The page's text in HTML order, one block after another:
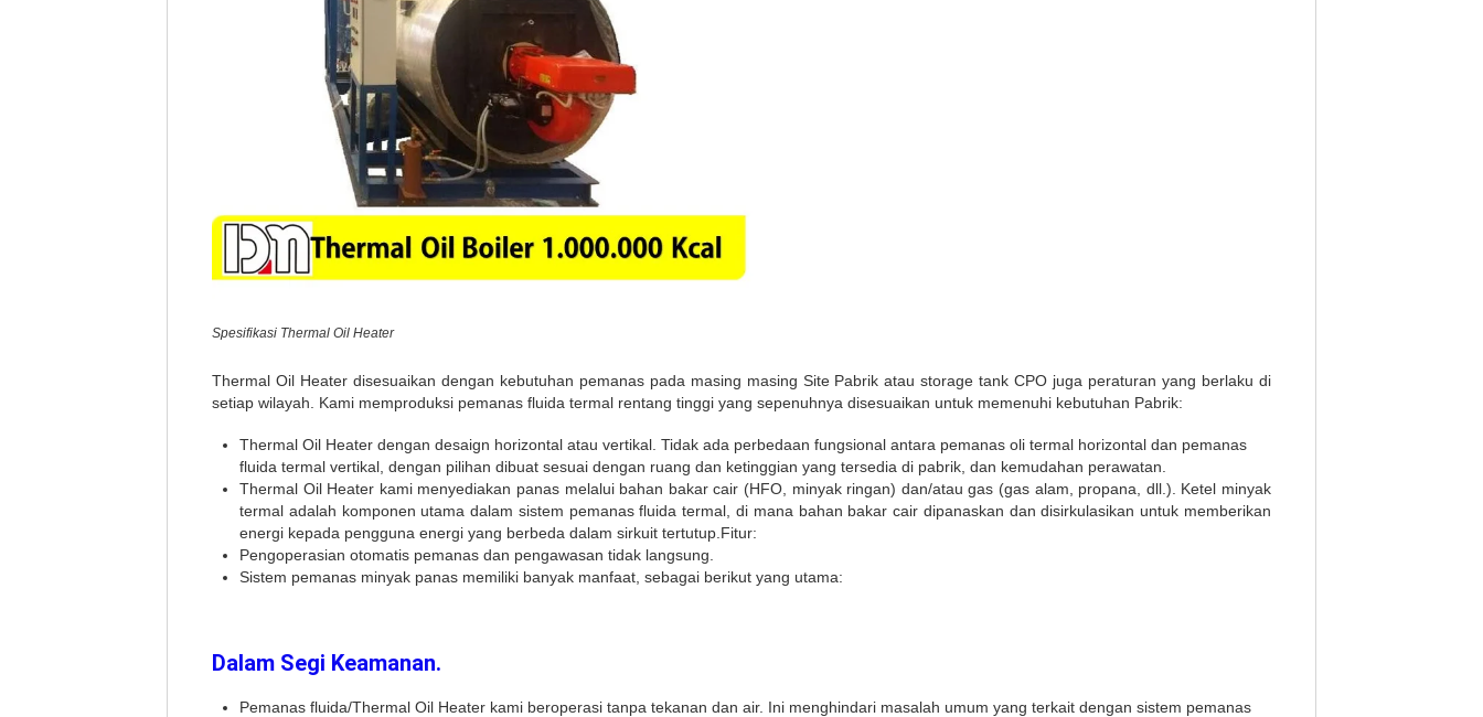
Spesifikasi Thermal Oil Heater
Thermal Oil Heater disesuaikan dengan kebutuhan pemanas pada masing masing Site Pabrik atau storage tank CPO juga peraturan yang berlaku di
setiap wilayah. Kami memproduksi pemanas fluida termal rentang tinggi yang sepenuhnya disesuaikan untuk memenuhi kebutuhan Pabrik:
Thermal Oil Heater dengan desaign horizontal atau vertikal. Tidak ada perbedaan fungsional antara pemanas oli termal horizontal dan pemanas
fluida termal vertikal, dengan pilihan dibuat sesuai dengan ruang dan ketinggian yang tersedia di pabrik, dan kemudahan perawatan.
Thermal Oil Heater kami menyediakan panas melalui bahan bakar cair (HFO, minyak ringan) dan/atau gas (gas alam, propana, dll.). Ketel minyak
termal adalah komponen utama dalam sistem pemanas fluida termal, di mana bahan bakar cair dipanaskan dan disirkulasikan untuk memberikan
energi kepada pengguna energi yang berbeda dalam sirkuit tertutup.Fitur:
Pengoperasian otomatis pemanas dan pengawasan tidak langsung.
Sistem pemanas minyak panas memiliki banyak manfaat, sebagai berikut yang utama:
Dalam Segi Keamanan.
Pemanas fluida/Thermal Oil Heater kami beroperasi tanpa tekanan dan air. Ini menghindari masalah umum yang terkait dengan sistem pemanas